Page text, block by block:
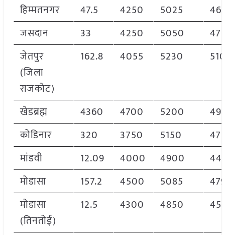
हिम्मतनगर
47.5 4250 5025
जसदान
33 4250 5050
जेतपुर
(जिला
राजकोट)
162.8 4055 5230
खेडब्रह्म 4360 4700 5200
कोडिनार
320 3750 5150
मांडवी
12.09 4000 4900
मोडासा
157.2 4500 5085
मोडासा
(तिनतोई)
12.5 4300 4850